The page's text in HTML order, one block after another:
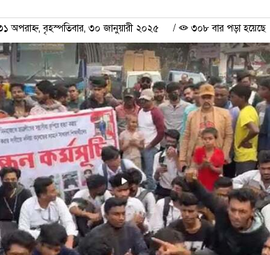
বৃহস্পতিবার, ৩০ জানুয়ারী ২০২৫ / ৩০৮ বার পড়া হয়েছে